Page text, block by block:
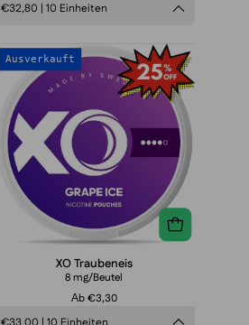
€32,80 | 10 Einheiten
XO
Grape
8
mg
Ausverkauft
XO Traubeneis
8 mg/Beutel
Аb €3,30